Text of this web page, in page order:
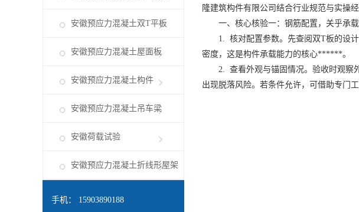
安徽预应力混凝土双T平板
安徽预应力混凝土屋面板
安徽预应力混凝土构件
安徽预应力混凝土吊车梁
安徽荷载试验
安徽预应力混凝土折线形屋架
手机： 15903890188
隆建筑构件有限公司结合行业规范与实操
一、核心核验一：钢筋配置，关乎承
1. 核对配置参数。先查阅双T板的设计
密度，这是构件承载能力的核心******。
2. 查看外观与锚固情况。验收时观察外
出现脱落风险。若条件允许，可借助专门